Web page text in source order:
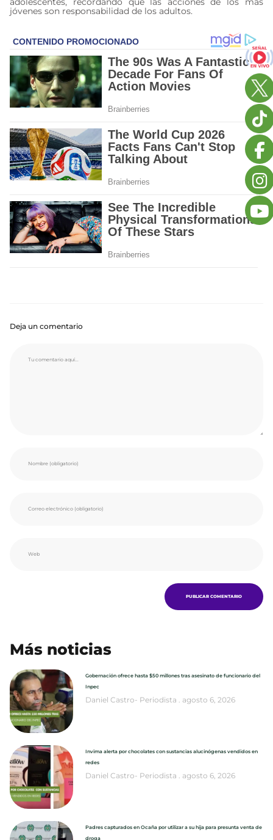
jóvenes son responsabilidad de los adultos.
Deja un comentario
Más noticias
Gobernación ofrece hasta $50 millones tras asesinato de funcionario del
Inpec
Daniel Castro- Periodista agosto 6, 2026
Invima alerta por chocolates con sustancias alucinógenas vendidos en
redes
Daniel Castro- Periodista agosto 6, 2026
Padres capturados en Ocaña por utilizar a su hija para presunta venta de
droga